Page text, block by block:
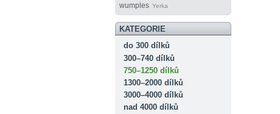
wumples Yerka
KATEGORIE
do 300 dílků
300–740 dílků
750–1250 dílků
1300–2000 dílků
3000–4000 dílků
nad 4000 dílků